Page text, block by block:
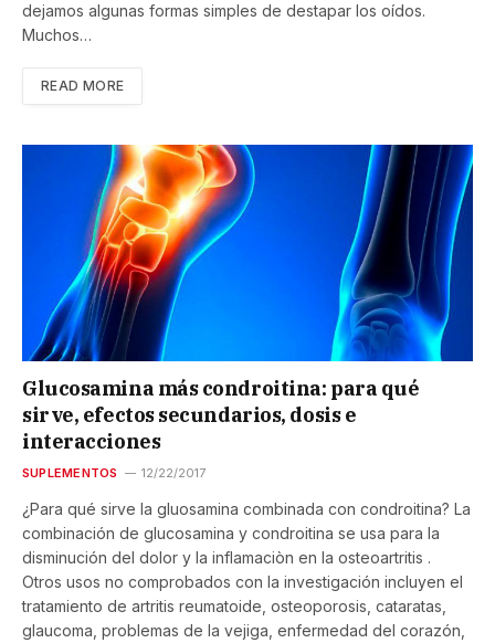
dejamos algunas formas simples de destapar los oídos.
Muchos…
READ MORE
Glucosamina más condroitina: para qué
sirve, efectos secundarios, dosis e
interacciones
SUPLEMENTOS 12/22/2017
¿Para qué sirve la gluosamina combinada con condroitina? La
combinación de glucosamina y condroitina se usa para la
disminución del dolor y la inflamaciòn en la osteoartritis .
Otros usos no comprobados con la investigación incluyen el
tratamiento de artritis reumatoide, osteoporosis, cataratas,
glaucoma, problemas de la vejiga, enfermedad del corazón,